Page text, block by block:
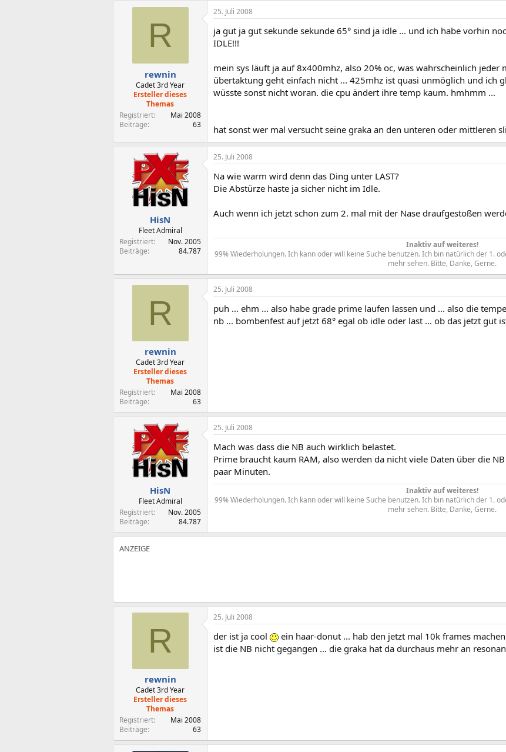
R
rewnin
Cadet 3rd Year
Ersteller dieses
Themas
Registriert
Mai 2008
Beiträge
63
25. Juli 2008
ja gut ja gut sekunde sekunde 65° sind ja idle ... und ich habe vorhin
IDLE!!!
mein sys läuft ja auf 8x400mhz, also 20% oc, was wahrscheinlich
übertaktung geht einfach nicht ... 425mhz ist quasi unmöglich und ich
wüsste sonst nicht woran. die cpu ändert ihre temp kaum. hmhmm ...
hat sonst wer mal versucht seine graka an den unteren oder mittleren
HisN
Fleet Admiral
Registriert
Nov. 2005
Beiträge
84.787
25. Juli 2008
Na wie warm wird denn das Ding unter LAST?
Die Abstürze haste ja sicher nicht im Idle.
Auch wenn ich jetzt schon zum 2. mal mit der Nase draufgestoßen
Inaktiv auf weiteres!
99% Wiederholungen. Ich kann oder will keine Suche benutzen. Ich bin natürlich der 1.
mehr sehen. Bitte, Danke, Gerne.​
R
rewnin
Cadet 3rd Year
Ersteller dieses
Themas
Registriert
Mai 2008
Beiträge
63
25. Juli 2008
puh ... ehm ... also habe grade prime laufen lassen und ... also die
nb ... bombenfest auf jetzt 68° egal ob idle oder last ... ob das jetzt gut
HisN
Fleet Admiral
Registriert
Nov. 2005
Beiträge
84.787
25. Juli 2008
Mach was dass die NB auch wirklich belastet.
Prime braucht kaum RAM, also werden da nicht viele Daten über die
paar Minuten.
Inaktiv auf weiteres!
99% Wiederholungen. Ich kann oder will keine Suche benutzen. Ich bin natürlich der 1.
mehr sehen. Bitte, Danke, Gerne.​
R
rewnin
Cadet 3rd Year
Ersteller dieses
Themas
Registriert
Mai 2008
Beiträge
63
25. Juli 2008
der ist ja cool
ein haar-donut ... hab den jetzt mal 10k frames
ist die NB nicht gegangen ... die graka hat da durchaus mehr an